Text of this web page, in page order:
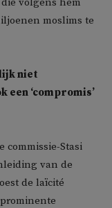
moslims te
niet
‘compromis’
commissie-Stasi
van de
de laïcité